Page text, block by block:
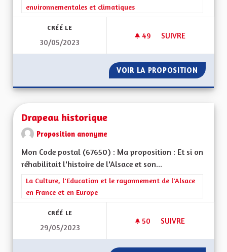
environnementales et climatiques
CRÉÉ LE
30/05/2023
49 49 ABONNÉS
SUIVRE
VOIR LA PROPOSITION
Drapeau historique
Proposition anonyme
Mon Code postal (67650) : Ma proposition : Et si on
réhabilitait l'histoire de l'Alsace et son...
Filtrer les résultats de la catégorie : La Culture, l'Education et
La Culture, l'Education et le rayonnement de l'Alsace
en France et en Europe
CRÉÉ LE
29/05/2023
50 50 ABONNÉS
SUIVRE